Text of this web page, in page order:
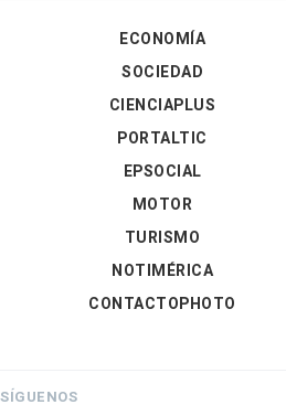
ECONOMÍA
SOCIEDAD
CIENCIAPLUS
PORTALTIC
EPSOCIAL
MOTOR
TURISMO
NOTIMÉRICA
CONTACTOPHOTO
SÍGUENOS